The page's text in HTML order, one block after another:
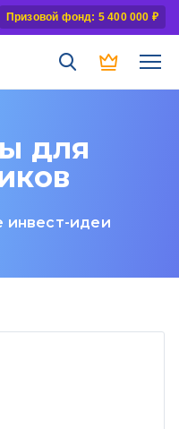
Призовой фонд: 5 400 000 ₽
для
инвест-идеи